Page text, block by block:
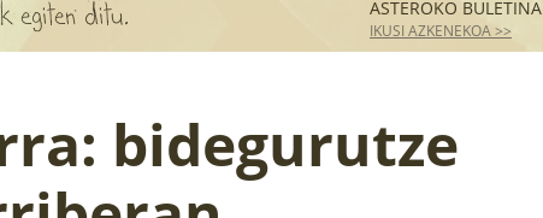
egiten ditu. ASTEROKO BULETINA
IKUSI AZKENEKOA >>
bidegurutze